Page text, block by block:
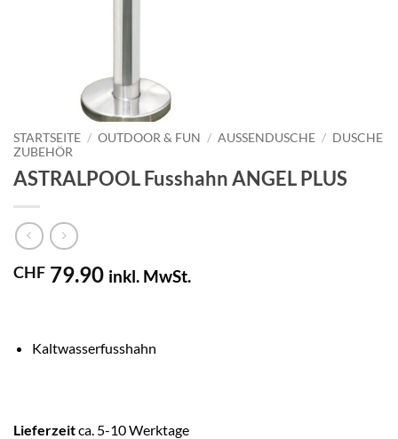
STARTSEITE / OUTDOOR & FUN / AUSSENDUSCHE / DUSCHE
ZUBEHÖR
ASTRALPOOL Fusshahn ANGEL PLUS
CHF 79.90 inkl. MwSt.
Kaltwasserfusshahn
Lieferzeitca. 5-10 Werktage